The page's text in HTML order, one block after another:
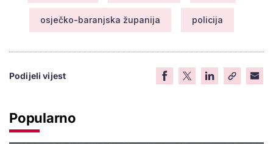
osječko-baranjska županija policija
Podijeli vijest
Popularno